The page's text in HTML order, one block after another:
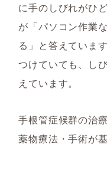
に手のしびれがひ
が「パソコン作業
る」と答えていま
つけていても、し
えています。
手根管症候群の治
薬物療法・手術が